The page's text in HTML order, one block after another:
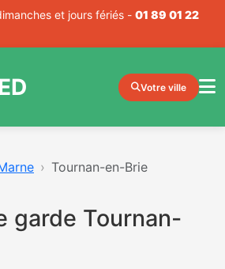
et jours fériés - 01 89 01 22
Votre ville
Tournan-en-Brie
garde Tournan-